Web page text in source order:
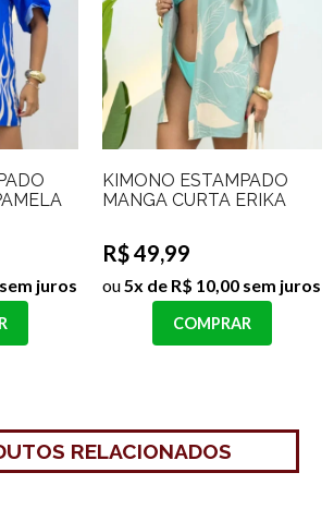
juros
KIMONO ESTAMPADO
MANGA CURTA ERIKA
R$ 49,99
ou 5x de R$ 10,00 sem juros
COMPRAR
RELACIONADOS